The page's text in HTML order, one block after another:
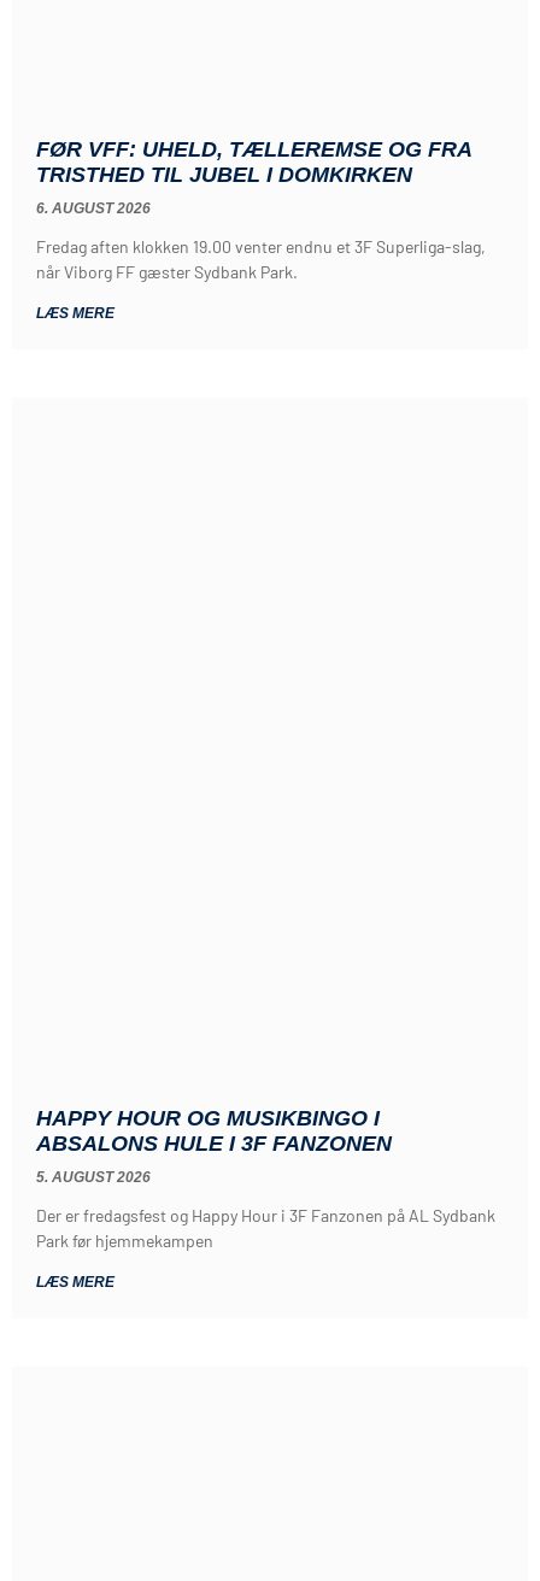
FØR VFF: UHELD, TÆLLEREMSE OG FRA
TRISTHED TIL JUBEL I DOMKIRKEN
6. AUGUST 2026
Fredag aften klokken 19.00 venter endnu et 3F Superliga-slag,
når Viborg FF gæster Sydbank Park.
LÆS MERE
HAPPY HOUR OG MUSIKBINGO I
ABSALONS HULE I 3F FANZONEN
5. AUGUST 2026
Der er fredagsfest og Happy Hour i 3F Fanzonen på AL Sydbank
Park før hjemmekampen
LÆS MERE